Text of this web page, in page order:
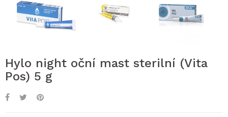
Hylo night oční mast sterilní (Vita
Pos) 5 g